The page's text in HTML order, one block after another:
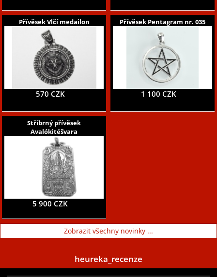
Přívěsek Vlčí medailon
570 CZK
Přívěsek Pentagram nr. 035
1 100 CZK
Stříbrný přívěsek
Avalókitéšvara
5 900 CZK
Zobrazit všechny novinky ...
heureka_recenze